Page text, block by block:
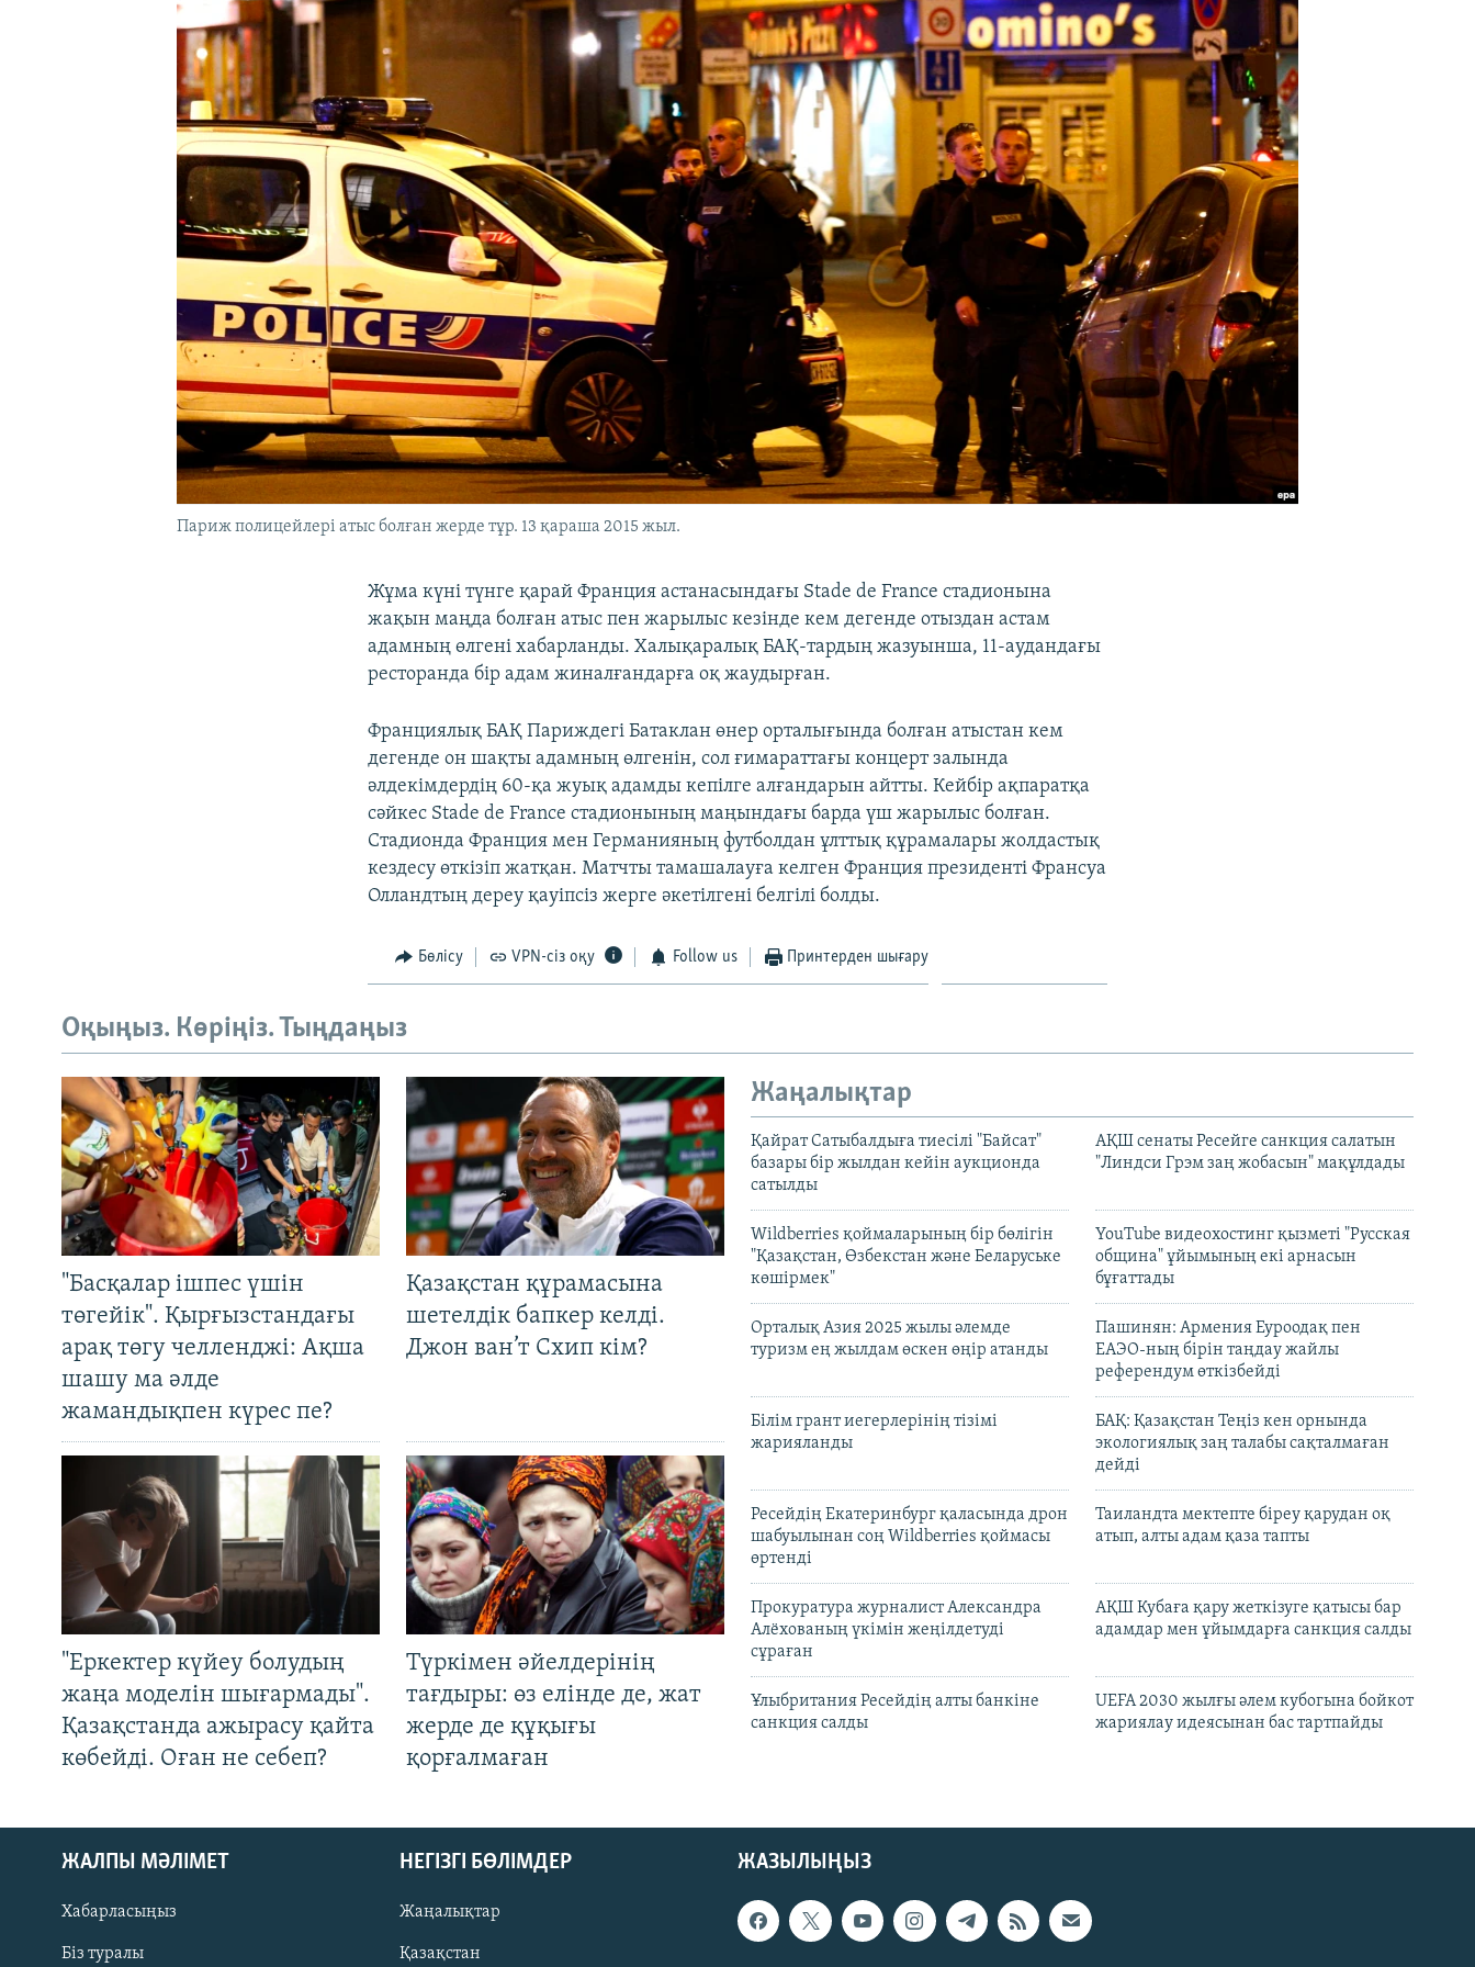
Париж полицейлері атыс болған жерде тұр. 13 қараша 2015 жыл.
Жұма күні түнге қарай Франция астанасындағы Stade de France стадионына
жақын маңда болған атыс пен жарылыс кезінде кем дегенде отыздан астам
адамның өлгені хабарланды. Халықаралық БАҚ-тардың жазуынша, 11-аудандағы
ресторанда бір адам жиналғандарға оқ жаудырған.
Франциялық БАҚ Париждегі Батаклан өнер орталығында болған атыстан кем
дегенде он шақты адамның өлгенін, сол ғимараттағы концерт залында
әлдекімдердің 60-қа жуық адамды кепілге алғандарын айтты. Кейбір ақпаратқа
сәйкес Stade de France стадионының маңындағы барда үш жарылыс болған.
Стадионда Франция мен Германияның футболдан ұлттық құрамалары жолдастық
кездесу өткізіп жатқан. Матчты тамашалауға келген Франция президенті Франсуа
Олландтың дереу қауіпсіз жерге әкетілгені белгілі болды.​
Бөлісу VPN-сіз оқу Follow us Принтерден шығару
Оқыңыз. Көріңіз. Тыңдаңыз
"Басқалар ішпес үшін
төгейік". Қырғызстандағы
арақ төгу челленджі: Ақша
шашу ма әлде
жамандықпен күрес пе?
Қазақстан құрамасына
шетелдік бапкер келді.
Джон ван’т Схип кім?
"Еркектер күйеу болудың
жаңа моделін шығармады".
Қазақстанда ажырасу қайта
көбейді. Оған не себеп?
Түркімен әйелдерінің
тағдыры: өз елінде де, жат
жерде де құқығы
қорғалмаған
Жаңалықтар
Қайрат Сатыбалдыға тиесілі "Байсат"
базары бір жылдан кейін аукционда
сатылды
АҚШ сенаты Ресейге санкция салатын
"Линдси Грэм заң жобасын" мақұлдады
Wildberries қоймаларының бір бөлігін
"Қазақстан, Өзбекстан және Беларуське
көшірмек"
YouTube видеохостинг қызметі "Русская
община" ұйымының екі арнасын
бұғаттады
Орталық Азия 2025 жылы әлемде
туризм ең жылдам өскен өңір атанды
Пашинян: Армения Еуроодақ пен
ЕАЭО-ның бірін таңдау жайлы
референдум өткізбейді
Білім грант иегерлерінің тізімі
жарияланды
БАҚ: Қазақстан Теңіз кен орнында
экологиялық заң талабы сақталмаған
дейді
Ресейдің Екатеринбург қаласында дрон
шабуылынан соң Wildberries қоймасы
өртенді
Таиландта мектепте біреу қарудан оқ
атып, алты адам қаза тапты
Прокуратура журналист Александра
Алёхованың үкімін жеңілдетуді
сұраған
АҚШ Кубаға қару жеткізуге қатысы бар
адамдар мен ұйымдарға санкция салды
Ұлыбритания Ресейдің алты банкіне
санкция салды
UEFA 2030 жылғы әлем кубогына бойкот
жариялау идеясынан бас тартпайды
ЖАЗЫЛЫҢЫЗ
ЖАЛПЫ МӘЛІМЕТ
Хабарласыңыз
Біз туралы
НЕГІЗГІ БӨЛІМДЕР
Жаңалықтар
Қазақстан